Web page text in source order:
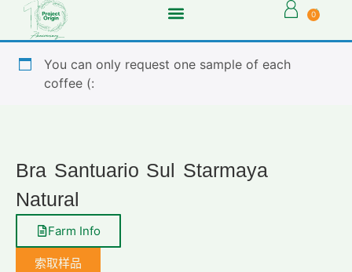
0
You can only request one sample of each
coffee (:
Bra Santuario Sul Starmaya
Natural
Farm Info
索取样品